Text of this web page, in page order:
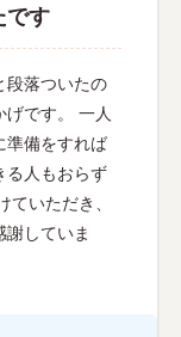
です
段落ついたの
です。 一人
準備をすれば
る人もおらず
いただき、
していま